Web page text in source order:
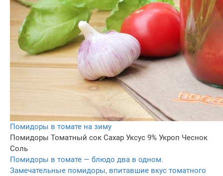
Помидоры в томате на зиму
Помидоры Томатный сок Сахар Уксус 9% Укроп Чеснок
Соль
Помидоры в томате — блюдо два в одном.
Замечательные помидоры, впитавшие вкус томатного